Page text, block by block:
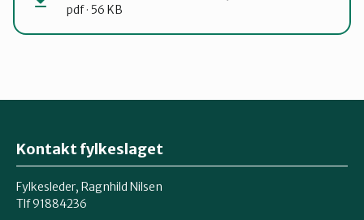
pdf · 56 KB
Kontakt fylkeslaget
Fylkesleder, Ragnhild Nilsen
Tlf 91884236